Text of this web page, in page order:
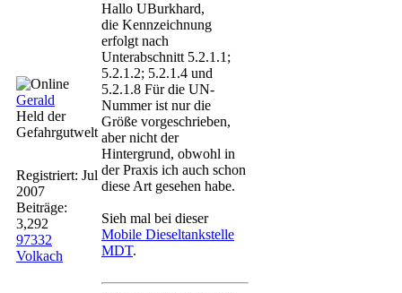
Gerald
Held der
Gefahrgutwelt
Registriert: Jul
2007
Beiträge:
3,292
97332
Volkach
Hallo UBurkhard,
die Kennzeichnung
erfolgt nach
Unterabschnitt 5.2.1.1;
5.2.1.2; 5.2.1.4 und
5.2.1.8 Für die UN-
Nummer ist nur die
Größe vorgeschrieben,
aber nicht der
Hintergrund, obwohl in
der Praxis ich auch schon
diese Art gesehen habe.
Sieh mal bei dieser
Mobile Dieseltankstelle
MDT.